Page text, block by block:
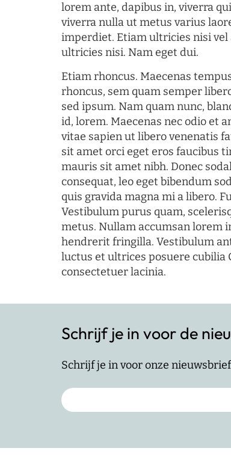
lorem ante, dapibus in, viverra
viverra nulla ut metus varius
imperdiet. Etiam ultricies nisi
ultricies nisi. Nam eget dui.
Etiam rhoncus. Maecenas
rhoncus, sem quam semper
sed ipsum. Nam quam nunc,
id, lorem. Maecenas nec odio et
vitae sapien ut libero venenatis
sit amet orci eget eros faucibus
mauris sit amet nibh. Donec
consequat, leo eget bibendum
quis gravida magna mi a libero.
Vestibulum purus quam,
metus. Nullam accumsan lorem
hendrerit fringilla. Vestibulum
luctus et ultrices posuere cubilia
consectetuer lacinia.
Schrijf je in voor de
Schrijf je in voor onze